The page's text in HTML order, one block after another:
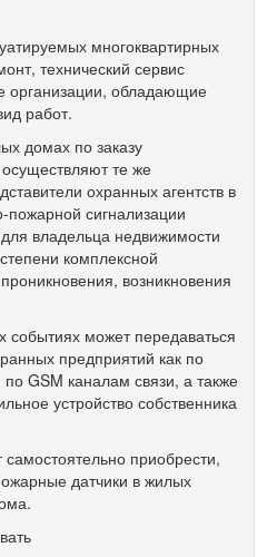
многоквартирных
технический сервис
организации, обладающие
работ.
домах по заказу
те же
охранных агентств в
пожарной сигнализации
владельца недвижимости
комплексной
возникновения
событиях может передаваться
предприятий как по
GSM каналам связи, а также
устройство собственника
приобрести,
датчики в жилых